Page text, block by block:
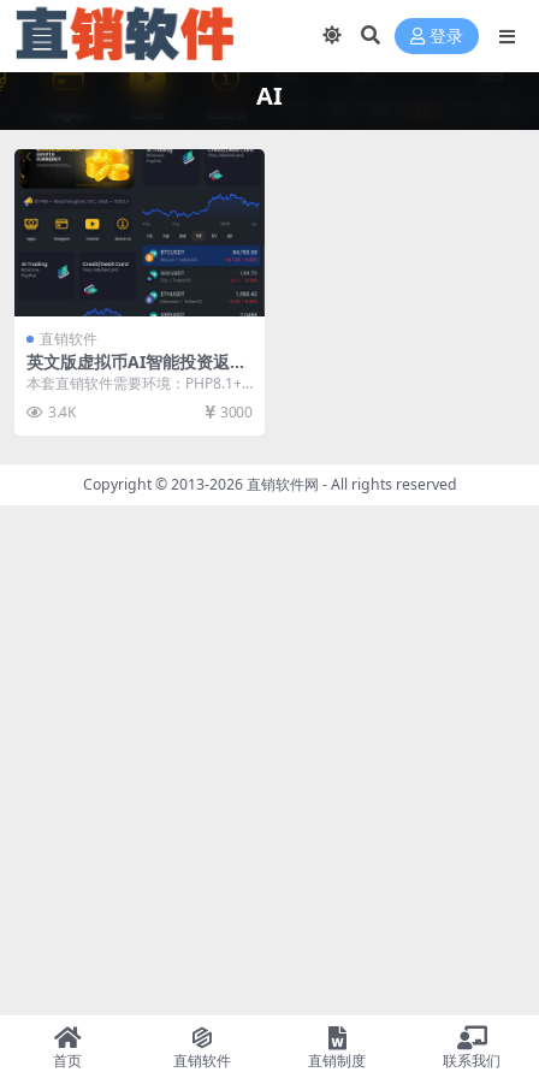
登录
AI
直销软件
英文版虚拟币AI智能投资返利
直销软件 直销系统 直销管理
本套直销软件需要环境：PHP8.1+
MYSQL，是一套英文版虚拟币AI智
能投资返...
3.4K 3000
Copyright © 2013-2026直销软件网 - All rights reserved
首页 直销软件 直销制度 联系我们